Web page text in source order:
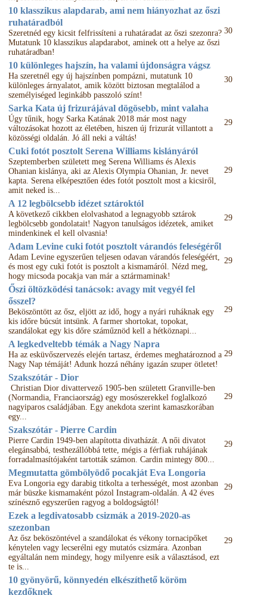
10 klasszikus alapdarab, ami nem hiányozhat az őszi
ruhatáradból
Szeretnéd egy kicsit felfrissíteni a ruhatáradat az őszi szezonra?
Mutatunk 10 klasszikus alapdarabot, aminek ott a helye az őszi
ruhatáradban!
30
10 különleges hajszín, ha valami újdonságra vágsz
Ha szeretnél egy új hajszínben pompázni, mutatunk 10
különleges árnyalatot, amik között biztosan megtalálod a
személyiséged leginkább passzoló színt!
30
Sarka Kata új frizurájával dögösebb, mint valaha
Úgy tűnik, hogy Sarka Katának 2018 már most nagy
változásokat hozott az életében, hiszen új frizurát villantott a
közösségi oldalán. Jó áll neki a váltás!
29
Cuki fotót posztolt Serena Williams kislányáról
Szeptemberben született meg Serena Williams és Alexis
Ohanian kislánya, aki az Alexis Olympia Ohanian, Jr. nevet
kapta. Serena elképesztően édes fotót posztolt most a kicsiről,
amit neked is...
29
A 12 legbölcsebb idézet sztároktól
A következő cikkben elolvashatod a legnagyobb sztárok
legbölcsebb gondolatait! Nagyon tanulságos idézetek, amiket
mindenkinek el kell olvasnia!
29
Adam Levine cuki fotót posztolt várandós feleségéről
Adam Levine egyszerűen teljesen odavan várandós feleségéért,
és most egy cuki fotót is posztolt a kismamáról. Nézd meg,
hogy micsoda pocakja van már a sztármaminak!
29
Őszi öltözködési tanácsok: avagy mit vegyél fel
ősszel?
Beköszöntött az ősz, eljött az idő, hogy a nyári ruháknak egy
kis időre búcsút intsünk. A farmer shortokat, topokat,
szandálokat egy kis dőre száműznöd kell a hétköznapi...
29
A legkedveltebb témák a Nagy Napra
Ha az esküvőszervezés elején tartasz, érdemes meghatároznod a
Nagy Nap témáját! Adunk hozzá néhány igazán szuper ötletet!
29
Szakszótár - Dior
Christian Dior divattervező 1905-ben született Granville-ben
(Normandia, Franciaország) egy mosószerekkel foglalkozó
nagyiparos családjában. Egy anekdota szerint kamaszkorában
egy...
29
Szakszótár - Pierre Cardin
Pierre Cardin 1949-ben alapította divatházát. A női divatot
elegánsabbá, testhezállóbbá tette, mégis a férfiak ruhájának
forradalmasítójaként tartották számon. Cardin mintegy 800...
29
Megmutatta gömbölyödő pocakját Eva Longoria
Eva Longoria egy darabig titkolta a terhességét, most azonban
már büszke kismamaként pózol Instagram-oldalán. A 42 éves
színésznő egyszerűen ragyog a boldogságtól!
29
Ezek a legdivatosabb csizmák a 2019-2020-as
szezonban
Az ősz beköszöntével a szandálokat és vékony tornacipőket
kénytelen vagy lecserélni egy mutatós csizmára. Azonban
egyáltalán nem mindegy, hogy milyenre esik a választásod, ezt
te is...
29
10 gyönyörű, könnyedén elkészíthető köröm
kezdőknek